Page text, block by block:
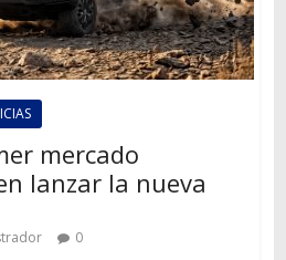
mercado
lanzar la nueva
0